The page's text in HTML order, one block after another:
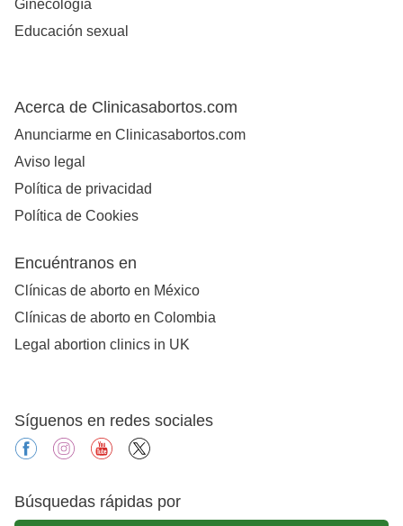
Ginecología
Educación sexual
Acerca de Clinicasabortos.com
Anunciarme en Clinicasabortos.com
Aviso legal
Política de privacidad
Política de Cookies
Encuéntranos en
Clínicas de aborto en México
Clínicas de aborto en Colombia
Legal abortion clinics in UK
Síguenos en redes sociales
facebookinstagramyoutube
Búsquedas rápidas por